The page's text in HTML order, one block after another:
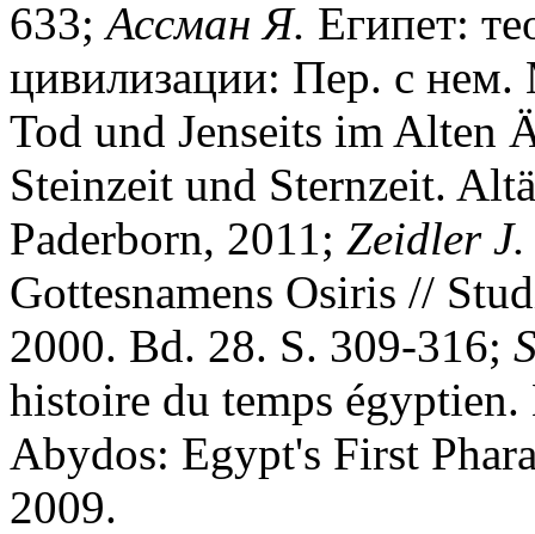
633;Ассман Я. Египет:
цивилизации: Пер. с
Tod und Jenseits im Alten
Steinzeit und Sternzeit.
Paderborn, 2011; Zeidler J.
Gottesnamens Osiris //
2000. Bd. 28. S. 309-316;
histoire du temps
Abydos: Egypt's First
2009.